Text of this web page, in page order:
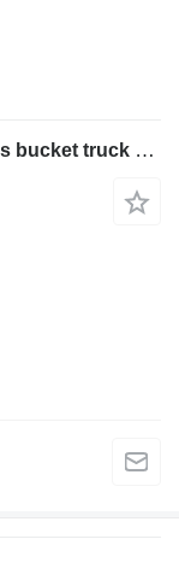
Renault Maxity - 20 m multitel mx200ds bucket truck boom lift podnośnik